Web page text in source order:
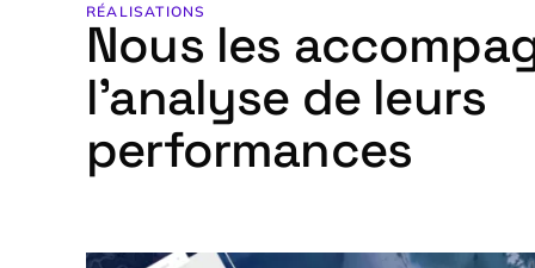
RÉALISATIONS
Nous les
l’analyse de leurs
performances